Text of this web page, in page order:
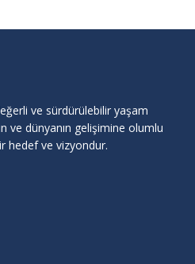
ve sürdürülebilir yaşam
dünyanın gelişimine olumlu
hedef ve vizyondur.